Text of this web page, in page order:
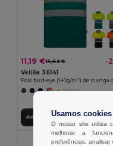
11,19 €15,63 € -
Velilla 36141
+1 CORES
Adicionar ao Carrinho
Usamos cookies
O nosso site utiliza
melhorar a
preferências, analisar